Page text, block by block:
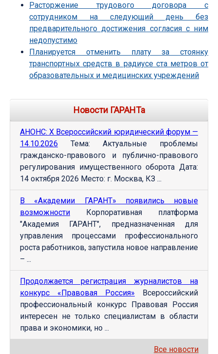
Расторжение трудового договора с
сотрудником на следующий день без
предварительного достижения согласия с ним
недопустимо
Планируется отменить плату за стоянку
транспортных средств в радиусе ста метров от
образовательных и медицинских учреждений
Новости ГАРАНТа
АНОНС: Х Всероссийский юридический форум —
14.10.2026 Тема: Актуальные проблемы
гражданско-правового и публично-правового
регулирования имущественного оборота Дата:
14 октября 2026 Место: г. Москва, КЗ ...
В «Академии ГАРАНТ» появились новые
возможности Корпоративная платформа
"Академия ГАРАНТ", предназначенная для
управления процессами профессионального
роста работников, запустила новое направление
– ...
Продолжается регистрация журналистов на
конкурс «Правовая Россия» Всероссийский
профессиональный конкурс Правовая Россия
интересен не только специалистам в области
права и экономики, но ...
Все новости